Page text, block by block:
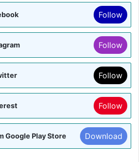
Follow
Follow
Follow
Follow
Google Play Store Download